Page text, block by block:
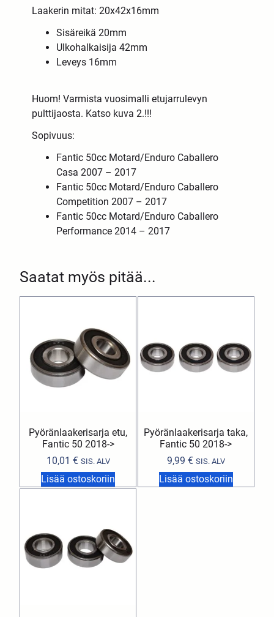
Saatat myös pitää...
Pyöränlaakerisarja etu,
Fantic 50 2018->
10,01 € SIS. ALV
Lisää ostoskoriin
Pyöränlaakerisarja taka,
Fantic 50 2018->
9,99 € SIS. ALV
Lisää ostoskoriin
Laakerin mitat: 20x42x16mm
Sisäreikä 20mm
Ulkohalkaisija 42mm
Leveys 16mm
Huom! Varmista vuosimalli etujarrulevyn
pulttijaosta. Katso kuva 2.!!!
Sopivuus:
Fantic 50cc Motard/Enduro Caballero
Casa 2007 – 2017
Fantic 50cc Motard/Enduro Caballero
Competition 2007 – 2017
Fantic 50cc Motard/Enduro Caballero
Performance 2014 – 2017